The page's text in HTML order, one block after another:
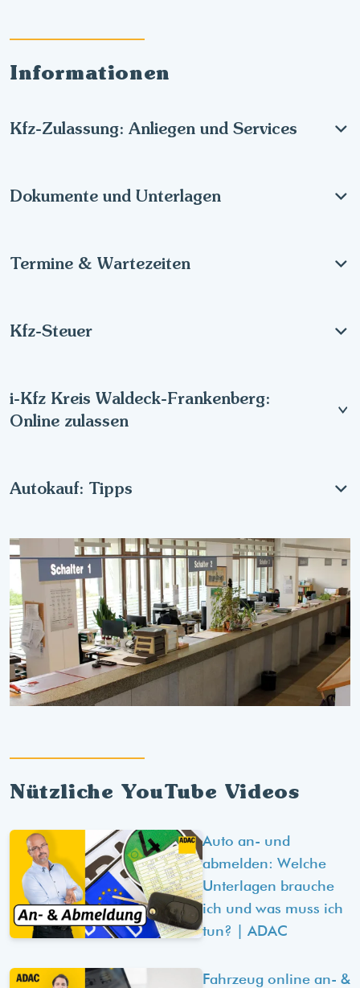
Informationen
Kfz-Zulassung: Anliegen und Services
Dokumente und Unterlagen
Termine & Wartezeiten
Kfz-Steuer
i-Kfz Kreis Waldeck-Frankenberg:
Online zulassen
Autokauf: Tipps
Nützliche YouTube Videos
Auto an- und
abmelden: Welche
Unterlagen brauche
ich und was muss ich
tun? | ADAC
Fahrzeug online an- &